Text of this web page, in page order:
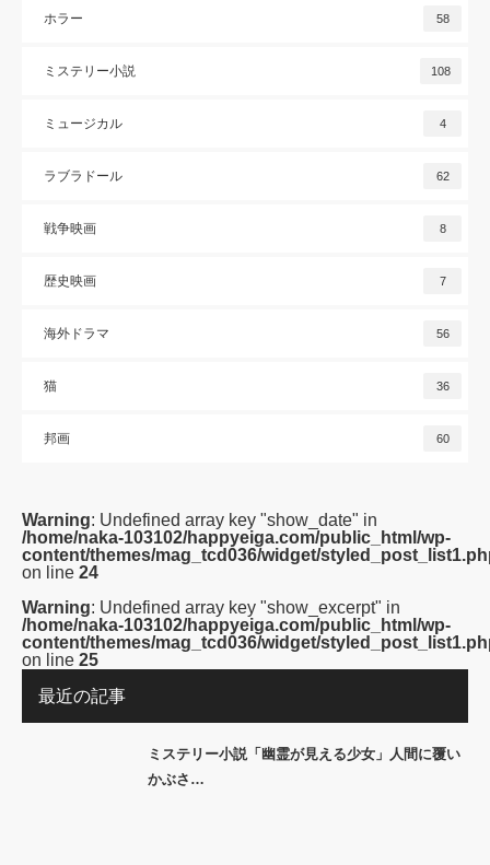
ホラー 58
ミステリー小説 108
ミュージカル 4
ラブラドール 62
戦争映画 8
歴史映画 7
海外ドラマ 56
猫 36
邦画 60
Warning: Undefined array key "show_date" in
/home/naka-103102/happyeiga.com/public_html/wp-
content/themes/mag_tcd036/widget/
on line 24
Warning: Undefined array key "show_excerpt" in
/home/naka-103102/happyeiga.com/public_html/wp-
content/themes/mag_tcd036/widget/
on line 25
最近の記事
ミステリー小説「幽霊が見える少女」人間に覆い
かぶさ…